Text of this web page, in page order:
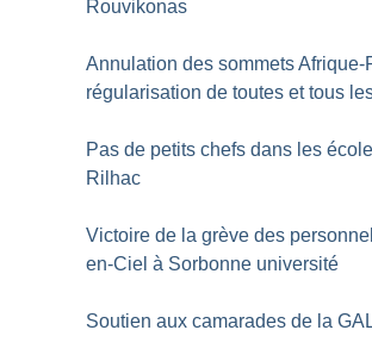
Rouvikonas
Annulation des sommets
régularisation de toutes et tous
Pas de petits chefs dans les
Rilhac
Victoire de la grève des
en-Ciel à Sorbonne université
Soutien aux camarades de la